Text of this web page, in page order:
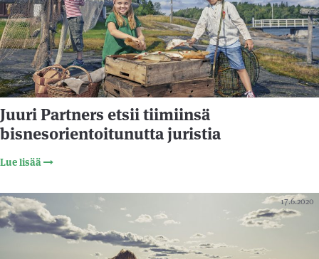
Juuri Partners etsii tiimiinsä
bisnesorientoitunutta juristia
Lue lisää
17.6.2020